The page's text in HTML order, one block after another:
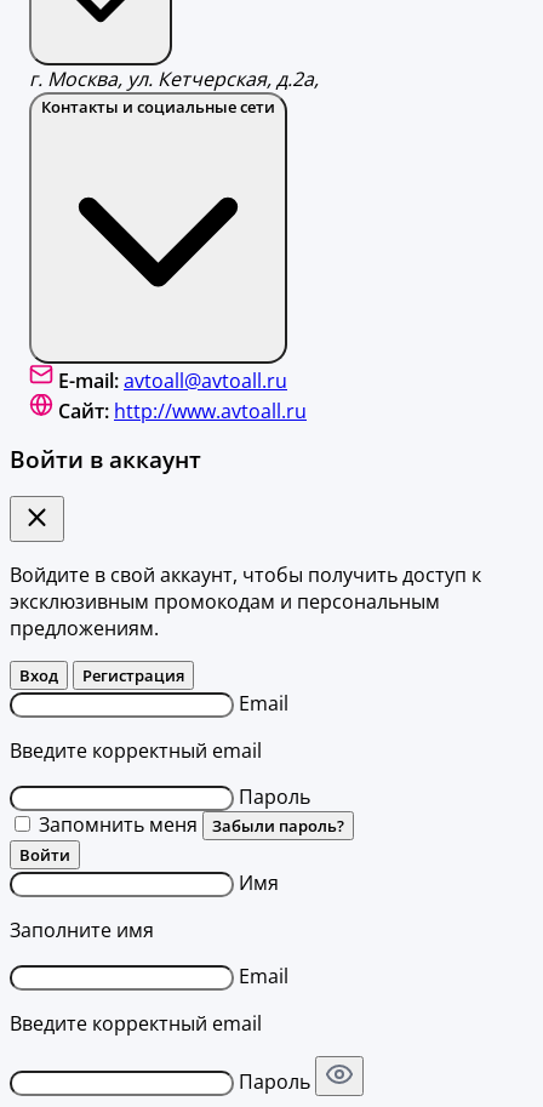
г. Москва, ул. Кетчерская, д.2а,
Контакты и социальные сети
E-mail:avtoall@avtoall.ru
Сайт: http://www.avtoall.ru
Войти в аккаунт
Войдите в свой аккаунт, чтобы получить доступ к
эксклюзивным промокодам и персональным
предложениям.
Вход Регистрация
Email
Введите корректный email
Пароль
Запомнить меня
Забыли пароль?
Войти
Имя
Заполните имя
Email
Введите корректный email
Пароль